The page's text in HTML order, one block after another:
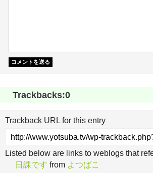
Trackbacks:0
Trackback URL for this entry
http://www.yotsuba.tv/wp-
Listed below are links to weblogs that
日課です from よつばこ